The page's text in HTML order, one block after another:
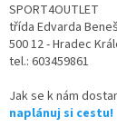
SPORT4OUTLET
třída Edvarda
500 12 - Hradec
tel.: 603459861
Jak se k nám
naplánuj si cestu!